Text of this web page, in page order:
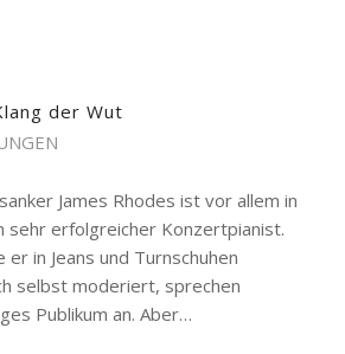
der Wut
James Rhodes ist vor allem in
sehr erfolgreicher Konzertpianist.
in Jeans und Turnschuhen
selbst moderiert, sprechen
Publikum an. Aber…